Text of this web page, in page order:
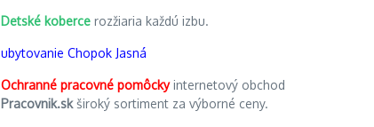
Detské koberce rozžiaria každú izbu.
ubytovanie Chopok Jasná
Ochranné pracovné pomôckyinternetový obchod
Pracovnik.skširoký sortiment za výborné ceny.